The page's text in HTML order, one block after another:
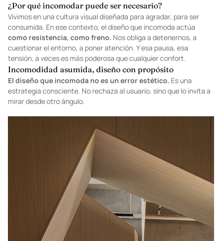
¿Por qué incomodar puede ser necesario?
Vivimos en una cultura visual diseñada para agradar, para ser
consumida. En ese contexto, el diseño que incomoda actúa
como resistencia, como freno. Nos obliga a detenernos, a
cuestionar el entorno, a poner atención. Y esa pausa, esa
tensión, a veces es más poderosa que cualquier confort.
Incomodidad asumida, diseño con propósito
El diseño que incomoda no es un error estético. Es una
estrategia consciente. No rechaza al usuario, sino que lo invita a
mirar desde otro ángulo.